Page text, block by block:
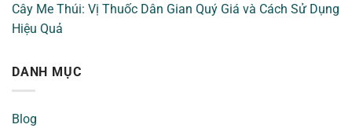
Cây Me Thúi: Vị Thuốc Dân Gian Quý Giá và Cách Sử Dụng
Hiệu Quả
DANH MỤC
Blog